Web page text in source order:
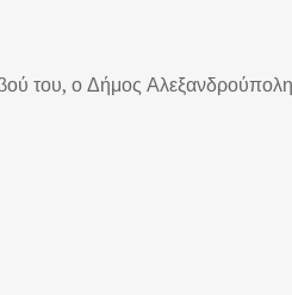
του, ο Δήμος